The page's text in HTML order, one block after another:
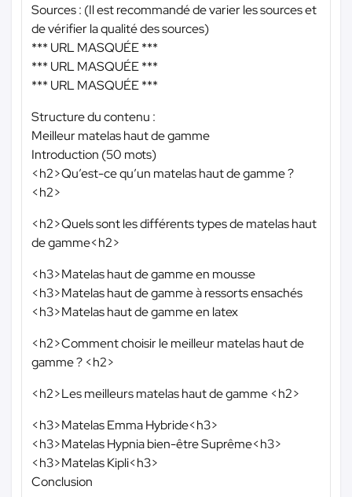
Sources : (Il est recommandé de varier les sources et
de vérifier la qualité des sources)
*** URL MASQUÉE ***
*** URL MASQUÉE ***
*** URL MASQUÉE ***
Structure du contenu :
Meilleur matelas haut de gamme
Introduction (50 mots)
<h2>Qu’est-ce qu’un matelas haut de gamme ?
<h2>
<h2>Quels sont les différents types de matelas haut
de gamme<h2>
<h3>Matelas haut de gamme en mousse
<h3>Matelas haut de gamme à ressorts ensachés
<h3>Matelas haut de gamme en latex
<h2>Comment choisir le meilleur matelas haut de
gamme ? <h2>
<h2>Les meilleurs matelas haut de gamme <h2>
<h3>Matelas Emma Hybride<h3>
<h3>Matelas Hypnia bien-être Suprême<h3>
<h3>Matelas Kipli<h3>
Conclusion